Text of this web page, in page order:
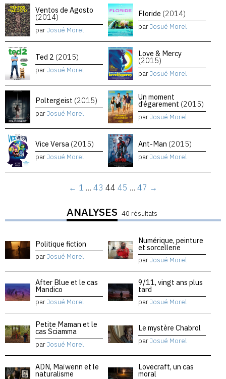
Ventos de Agosto
(2014)
parJosué Morel
Floride (2014)
parJosué Morel
Ted 2 (2015)
parJosué Morel
Love & Mercy
(2015)
parJosué Morel
Poltergeist (2015)
parJosué Morel
Un moment
d’égarement (2015)
parJosué Morel
Vice Versa (2015)
parJosué Morel
Ant-Man (2015)
parJosué Morel
← 1 … 43 44 45 … 47 →
ANALYSES 40 résultats
Politique fiction
parJosué Morel
Numérique, peinture
et sorcellerie
parJosué Morel
After Blue et le cas
Mandico
parJosué Morel
9/11, vingt ans plus
tard
parJosué Morel
Petite Maman et le
cas Sciamma
parJosué Morel
Le mystère Chabrol
parJosué Morel
ADN, Maïwenn et le
naturalisme
Lovecraft, un cas
moral